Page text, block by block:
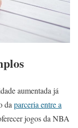
aumentada já
da parceria entre a
jogos da NBA